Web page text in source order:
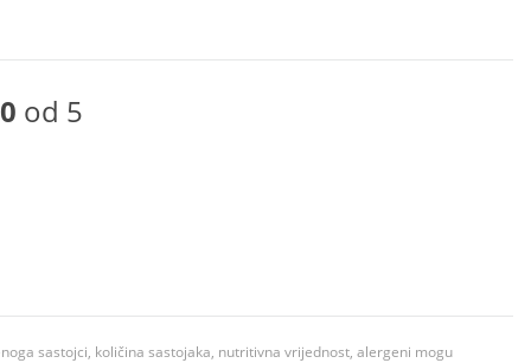
0 od 5
sastojci, količina sastojaka, nutritivna vrijednost, alergeni mogu